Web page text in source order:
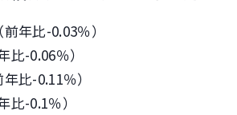
年比-0.03％）
比-0.06％）
比-0.11％）
比-0.1％）